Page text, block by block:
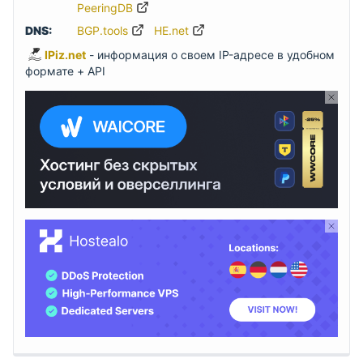
PeeringDB
DNS:
BGP.tools
HE.net
IPiz.net - информация о своем IP-адресе в удобном
формате + API